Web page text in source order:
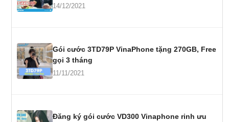
14/12/2021
Gói cước 3TD79P VinaPhone tặng 270GB, Free
gọi 3 tháng
11/11/2021
Đăng ký gói cước VD300 Vinaphone rinh ưu